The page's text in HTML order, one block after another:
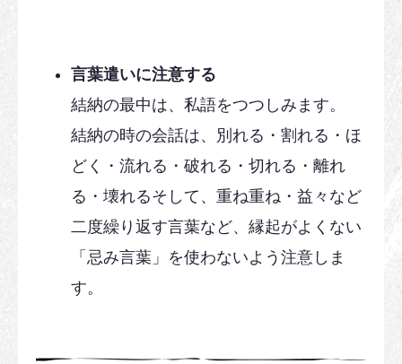
言葉遣いに注意する
結納の最中は、私語をつつしみます。
結納の時の会話は、別れる・割れる・ほ
どく・流れる・破れる・切れる・離れ
る・壊れるそして、重ね重ね・益々など
二度繰り返す言葉など、縁起がよくない
「忌み言葉」を使わないよう注意しま
す。